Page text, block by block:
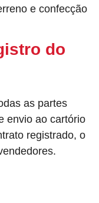
e confecção
do
as partes
envio ao cartório
registrado, o